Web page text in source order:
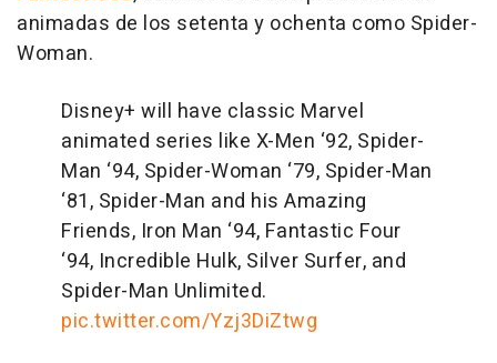
animadas de los setenta y ochenta como Spider-
Woman.
Disney+ will have classic Marvel
animated series like X-Men ‘92, Spider-
Man ‘94, Spider-Woman ‘79, Spider-Man
‘81, Spider-Man and his Amazing
Friends, Iron Man ‘94, Fantastic Four
‘94, Incredible Hulk, Silver Surfer, and
Spider-Man Unlimited.
pic.twitter.com/Yzj3DiZtwg